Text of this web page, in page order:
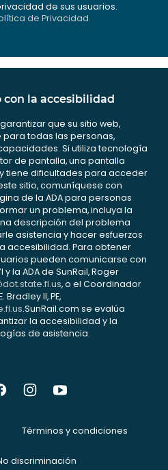
de sus usuarios.
de Privacidad.
la accesibilidad
que su sitio web,
todas las personas,
Si utiliza tecnología
de pantalla, una pantalla
y tiene dificultades para acceder
sitio, comuníquese con
de la ADA para personas
un problema, incluya la
descripción del problema
asistencia y hacer esfuerzos
accesibilidad. Para obtener
pueden comunicarse con
la ADA de SunRail, Roger
, o el Coordinador
Bradley II, PE,
.SunRail.com se evalúa
la accesibilidad y la
de asistencia.
Términos y condiciones
discriminación